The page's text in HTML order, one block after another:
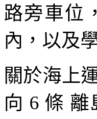
路旁車位
內，以及
關於海上
向 6 條